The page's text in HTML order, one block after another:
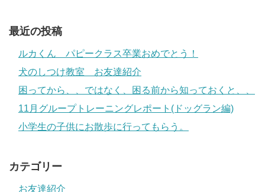
最近の投稿
ルカくん パピークラス卒業おめでとう！
犬のしつけ教室 お友達紹介
困ってから、、ではなく、困る前から知っておくと、、
11月グループトレーニングレポート(ドッグラン編)
小学生の子供にお散歩に行ってもらう。
カテゴリー
お友達紹介